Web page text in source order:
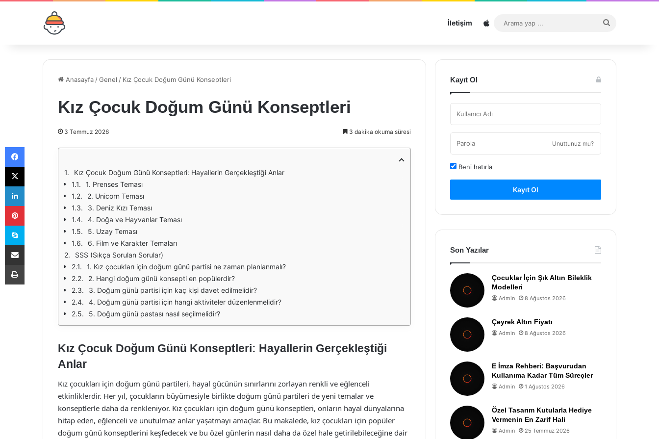
İletişim Sitemap
...
Anasayfa /Genel / Kız Çocuk Doğum Günü Konseptleri
Kız Çocuk Doğum Günü Konseptleri
3 Temmuz 2026 3 dakika okuma süresi
Kız Çocuk Doğum Günü Konseptleri: Hayallerin Gerçekleştiği Anlar
1. Prenses Teması
2. Unicorn Teması
3. Deniz Kızı Teması
4. Doğa ve Hayvanlar Teması
5. Uzay Teması
6. Film ve Karakter Temaları
SSS (Sıkça Sorulan Sorular)
1. Kız çocukları için doğum günü partisi ne zaman planlanmalı?
2. Hangi doğum günü konsepti en popülerdir?
3. Doğum günü partisi için kaç kişi davet edilmelidir?
4. Doğum günü partisi için hangi aktiviteler düzenlenmelidir?
5. Doğum günü pastası nasıl seçilmelidir?
Kız Çocuk Doğum Günü Konseptleri: Hayallerin Gerçekleştiği
Anlar
Kız çocukları için doğum günü partileri, hayal gücünün sınırlarını zorlayan renkli ve eğlenceli
etkinliklerdir. Her yıl, çocukların büyümesiyle birlikte doğum günü partileri de yeni temalar ve
konseptlerle daha da renkleniyor. Kız çocukları için doğum günü konseptleri, onların hayal dünyalarına
hitap eden, eğlenceli ve unutulmaz anlar yaşatmayı amaçlar. Bu makalede, kız çocukları için popüler
doğum günü konseptlerini keşfedecek ve bu özel günlerin nasıl daha da özel hale getirilebileceğine dair
Kayıt Ol
Unuttunuz mu?
Beni hatırla
Kayıt Ol
Son Yazılar
Çocuklar İçin Şık Altın Bileklik
Modelleri
Admin 8 Ağustos 2026
Çeyrek Altın Fiyatı
Admin 8 Ağustos 2026
E İmza Rehberi: Başvurudan
Kullanıma Kadar Tüm Süreçler
Admin 1 Ağustos 2026
Özel Tasarım Kutularla Hediye
Vermenin En Zarif Hali
Admin 25 Temmuz 2026
Facebook
X
LinkedIn
Pinterest
Skype
E-Posta ile paylaş